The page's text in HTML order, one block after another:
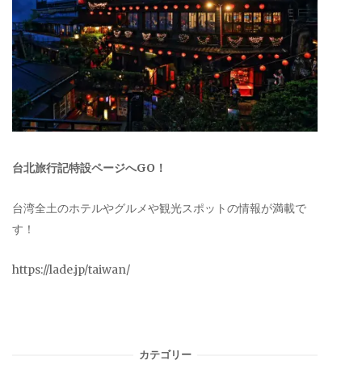
台北旅行記特設ページへGO！
台湾全土のホテルやグルメや観光スポットの情報が満載で
す！
https://lade.jp/taiwan/
カテゴリー